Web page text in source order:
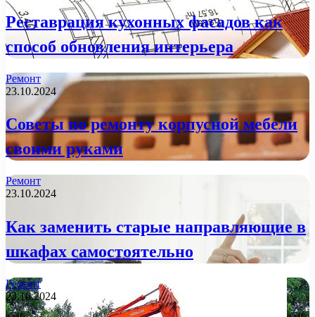
Реставрация кухонных фасадов как
способ обновления интерьера
Ремонт
23.10.2024
Советы по ремонту корпусной мебели
своими руками
Ремонт
23.10.2024
Как заменить старые направляющие в
шкафах самостоятельно
Ремонт
23.10.2024